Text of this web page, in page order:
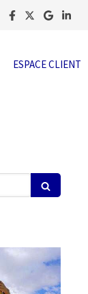
ESPACE CLIENT